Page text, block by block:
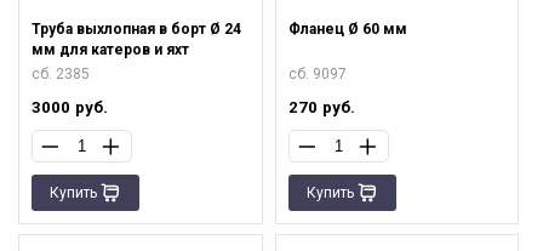
Труба выхлопная в борт Ø 24
мм для катеров и яхт
сб. 2385
3000 руб.
Купить
Фланец Ø 60 мм
сб. 9097
270 руб.
Купить